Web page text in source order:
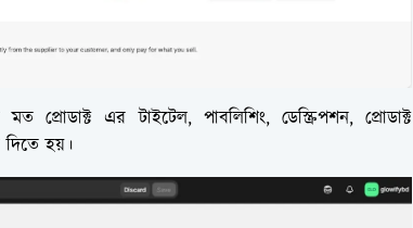
এর টাইটেল, পাবলিশিং, ডেস্ক্রিপশন, প্রোডাক্ট
দিতে হয়।